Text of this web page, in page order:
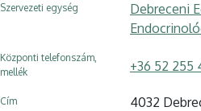
Szervezeti egység
Debreceni
Központi telefonszám,
mellék
+36 52 255
Cím 4032